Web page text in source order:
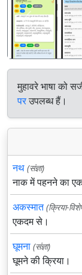
पिछला
मुहावरे भाषा को
परउपलब्ध हैं।
नथ (संज्ञा)
नाक में पहनने का
अकस्मात (क्रिया-
एकदम से।
घूमना (संज्ञा)
घूमने की क्रिया।